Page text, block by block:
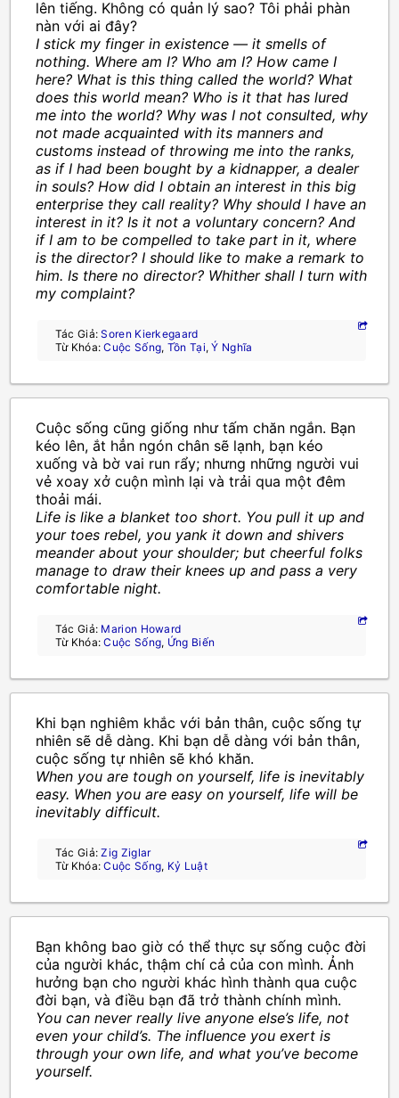
lên tiếng. Không có quản lý sao? Tôi phải phàn
nàn với ai đây?
I stick my finger in existence — it smells of
nothing. Where am I? Who am I? How came I
here? What is this thing called the world? What
does this world mean? Who is it that has lured
me into the world? Why was I not consulted, why
not made acquainted with its manners and
customs instead of throwing me into the ranks,
as if I had been bought by a kidnapper, a dealer
in souls? How did I obtain an interest in this big
enterprise they call reality? Why should I have an
interest in it? Is it not a voluntary concern? And
if I am to be compelled to take part in it, where
is the director? I should like to make a remark to
him. Is there no director? Whither shall I turn with
my complaint?
Tác Giả:Soren Kierkegaard
Từ Khóa:Cuộc Sống, Tồn Tại,Ý Nghĩa
Cuộc sống cũng giống như tấm chăn ngắn. Bạn
kéo lên, ắt hẳn ngón chân sẽ lạnh, bạn kéo
xuống và bờ vai run rẩy; nhưng những người vui
vẻ xoay xở cuộn mình lại và trải qua một đêm
thoải mái.
Life is like a blanket too short. You pull it up and
your toes rebel, you yank it down and shivers
meander about your shoulder; but cheerful folks
manage to draw their knees up and pass a very
comfortable night.
Tác Giả: Marion Howard
Từ Khóa:Cuộc Sống, Ứng Biến
Khi bạn nghiêm khắc với bản thân, cuộc sống tự
nhiên sẽ dễ dàng. Khi bạn dễ dàng với bản thân,
cuộc sống tự nhiên sẽ khó khăn.
When you are tough on yourself, life is inevitably
easy. When you are easy on yourself, life will be
inevitably difficult.
Tác Giả:Zig Ziglar
Từ Khóa:Cuộc Sống, Kỷ Luật
Bạn không bao giờ có thể thực sự sống cuộc đời
của người khác, thậm chí cả của con mình. Ảnh
hưởng bạn cho người khác hình thành qua cuộc
đời bạn, và điều bạn đã trở thành chính mình.
You can never really live anyone else’s life, not
even your child’s. The influence you exert is
through your own life, and what you’ve become
yourself.